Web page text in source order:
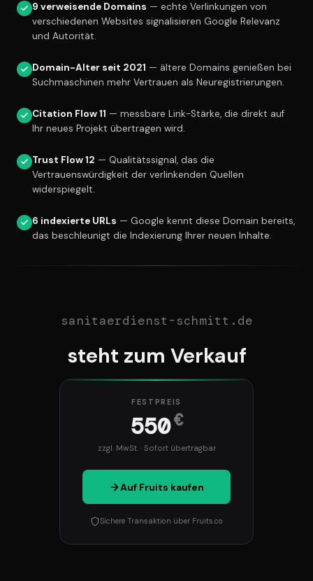
9 verweisende Domains — echte Verlinkungen von
verschiedenen Websites signalisieren Google Relevanz
und Autorität.
Domain-Alter seit 2021 — ältere Domains genießen bei
Suchmaschinen mehr Vertrauen als Neuregistrierungen.
Citation Flow 11 — messbare Link-Stärke, die direkt auf
Ihr neues Projekt übertragen wird.
Trust Flow 12 — Qualitätssignal, das die
Vertrauenswürdigkeit der verlinkenden Quellen
widerspiegelt.
6 indexierte URLs — Google kennt diese Domain bereits,
das beschleunigt die Indexierung Ihrer neuen Inhalte.
sanitaerdienst-schmitt.de
steht zum Verkauf
FESTPREIS
550€
zzgl. MwSt. · Sofort übertragbar
Auf Fruits kaufen
Sichere Transaktion über Fruits.co